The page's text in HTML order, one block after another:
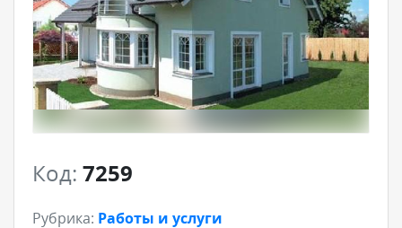
Код: 7259
Рубрика: Работы и услуги